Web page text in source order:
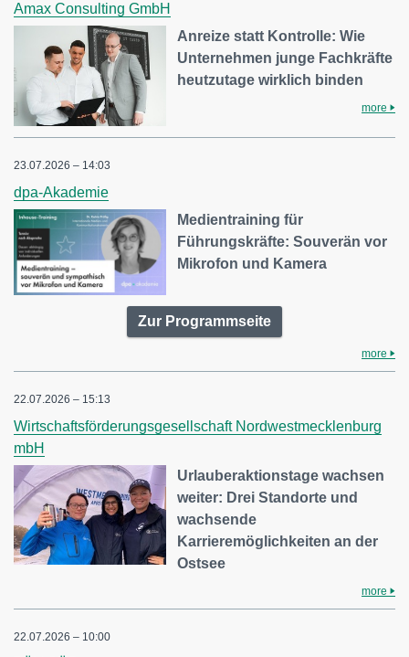
Amax Consulting GmbH
Anreize statt Kontrolle: Wie
Unternehmen junge Fachkräfte
heutzutage wirklich binden
more
23.07.2026 – 14:03
dpa-Akademie
Medientraining für
Führungskräfte: Souverän vor
Mikrofon und Kamera
Zur Programmseite
more
22.07.2026 – 15:13
Wirtschaftsförderungsgesellschaft Nordwestmecklenburg
mbH
Urlauberaktionstage wachsen
weiter: Drei Standorte und
wachsende
Karrieremöglichkeiten an der
Ostsee
more
22.07.2026 – 10:00